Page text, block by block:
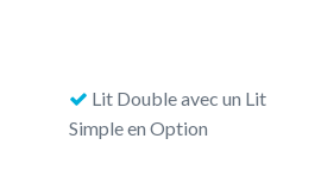
Lit Double avec un Lit
Simple en Option